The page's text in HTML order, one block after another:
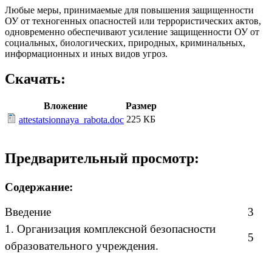
Любые меры, принимаемые для повышения защищенности
ОУ от техногенных опасностей или террористических актов,
одновременно обеспечивают усиление защищенности ОУ от
социальных, биологических, природных, криминальных,
информационных и иных видов угроз.
Скачать:
Вложение
Размер
attestatsionnaya_rabota.doc 225 КБ
Предварительный просмотр:
Содержание:
Введение
1. Организация комплексной безопасности
образовательного учреждения.
3
5